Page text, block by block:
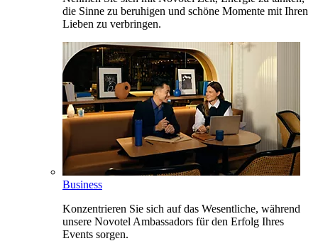
die Sinne zu beruhigen und schöne Momente mit Ihren
Lieben zu verbringen.
Business
Konzentrieren Sie sich auf das Wesentliche, während
unsere Novotel Ambassadors für den Erfolg Ihres
Events sorgen.